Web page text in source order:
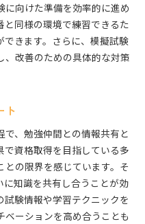
向けた準備を効率的に進め
と同様の環境で練習できるた
きます。さらに、模擬試験
、改善のための具体的な対策
ト
、勉強仲間との情報共有と
資格取得を目指している多
の限界を感じています。そ
に知識を共有し合うことが効
験情報や学習テクニックを
ーションを高め合うことも